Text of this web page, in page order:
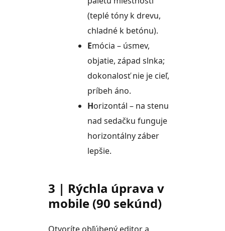
(teplé tóny k drevu,
chladné k betónu).
Emócia – úsmev,
objatie, západ slnka;
dokonalosť nie je cieľ,
príbeh áno.
Horizontál – na stenu
nad sedačku funguje
horizontálny záber
lepšie.
3 | Rýchla úprava v
mobile (90 sekúnd)